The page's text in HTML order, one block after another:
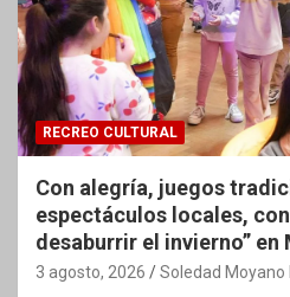
RECREO CULTURAL
Con alegría, juegos
espectáculos locales,
desaburrir el invierno” en
3 agosto, 2026 Soledad Moyano